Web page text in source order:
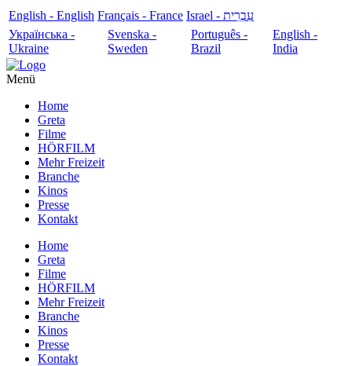
English - English Français - France
עִבְרִית - Israel
Українська -
Ukraine
Svenska -
Sweden
Português -
Brazil
English -
India
Menü
Home
Greta
Filme
HÖRFILM
Mehr Freizeit
Branche
Kinos
Presse
Kontakt
Home
Greta
Filme
HÖRFILM
Mehr Freizeit
Branche
Kinos
Presse
Kontakt